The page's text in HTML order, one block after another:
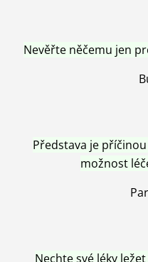
Nevěřte něčemu jen
Představa je
možnost
Nechte své léky